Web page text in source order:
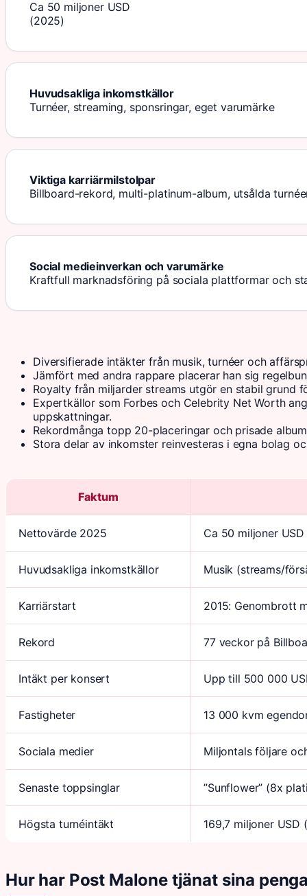
Ca 50 miljoner USD
(2025)
Huvudsakliga inkomstkällor
Turnéer, streaming, sponsringar, eget varumärke
Viktiga karriärmilstolpar
Billboard-rekord, multi-platinum-album, utsålda
Social medieinverkan och varumärke
Kraftfull marknadsföring på sociala plattformar och
Diversifierade intäkter från musik, turnéer och
Jämfört med andra rappare placerar han sig
Royalty från miljarder streams utgör en stabil grund
Expertkällor som Forbes och Celebrity Net Worth
uppskattningar.
Rekordmånga topp 20-placeringar och prisade
Stora delar av inkomster reinvesteras i egna bolag
Faktum
Nettovärde 2025 Ca 50 miljoner USD
Huvudsakliga inkomstkällor Musik (streams/
Karriärstart 2015: Genombrott
Rekord 77 veckor på
Intäkt per konsert Upp till 500 000
Fastigheter 13 000 kvm
Sociala medier Miljontals följare
Senaste toppsinglar ”Sunflower” (8x
Högsta turnéintäkt 169,7 miljoner
Hur har Post Malone tjänat sina